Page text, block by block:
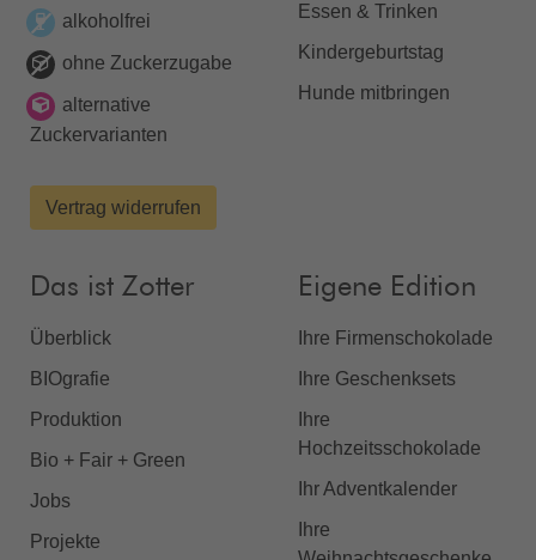
alkoholfrei
ohne Zuckerzugabe
alternative
Zuckervarianten
Vertrag widerrufen
Essen & Trinken
Kindergeburtstag
Hunde mitbringen
Das ist Zotter
Überblick
BIOgrafie
Produktion
Bio + Fair + Green
Jobs
Projekte
Eigene Edition
Ihre Firmenschokolade
Ihre Geschenksets
Ihre
Hochzeitsschokolade
Ihr Adventkalender
Ihre